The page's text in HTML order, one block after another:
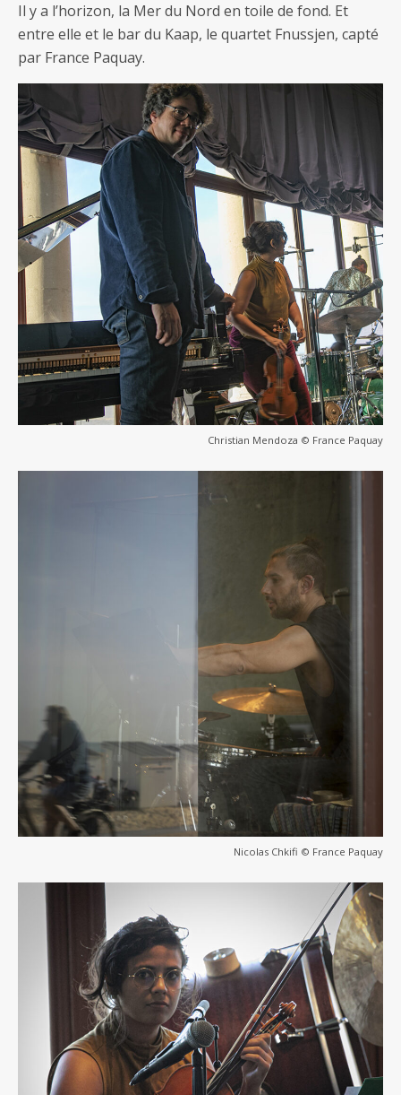
Il y a l’horizon, la Mer du Nord en toile de fond. Et
entre elle et le bar du Kaap, le quartet Fnussjen, capté
par France Paquay.
Christian Mendoza © France Paquay
Nicolas Chkifi © France Paquay